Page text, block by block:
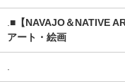
.■【NAVAJO＆NATIVE
アート・絵画
.